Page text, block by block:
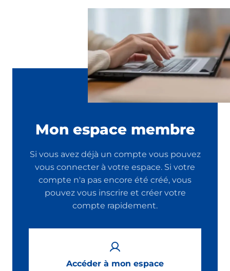
Mon espace membre
Si vous avez déjà un compte vous pouvez
vous connecter à votre espace. Si votre
compte n'a pas encore été créé, vous
pouvez vous inscrire et créer votre
compte rapidement.
Accéder à mon espace